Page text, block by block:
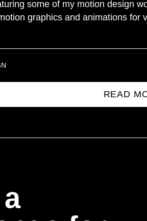
some of my motion design
graphics and animations for
READ